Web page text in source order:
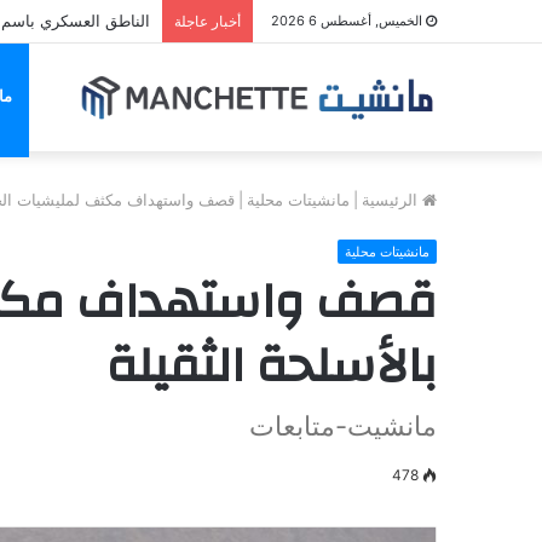
الخميس, أغسطس 6 2026 أخبار عاجلة الناطق العسكري باسم
الرئيسية مانشيتات محلية قصف واستهداف مكثف لمليشيات
مانشيتات محلية
قصف واستهداف
بالأسلحة الثقيلة
مانشيت-متابعات
478